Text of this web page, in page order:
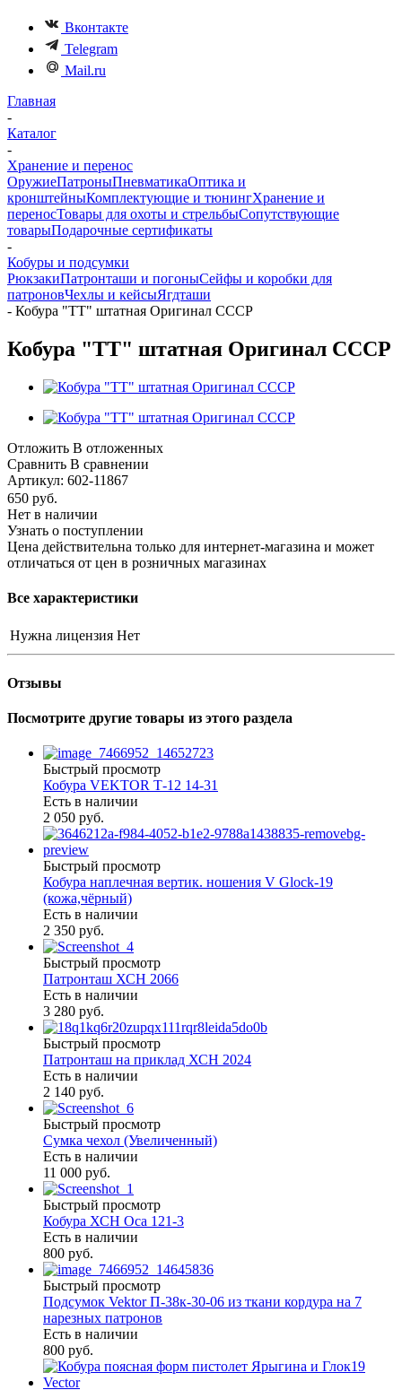
Вконтакте
Telegram
Mail.ru
Главная
-
Каталог
-
Хранение и перенос
ОружиеПатроныПневматикаОптика и
кронштейныКомплектующие и тюнингХранение и
переносТовары для охоты и стрельбыСопутствующие
товарыПодарочные сертификаты
-
Кобуры и подсумки
РюкзакиПатронташи и погоныСейфы и коробки для
патроновЧехлы и кейсыЯгдташи
- Кобура "ТТ" штатная Оригинал СССР
Кобура "ТТ" штатная Оригинал СССР
Отложить В отложенных
Сравнить В сравнении
Артикул: 602-11867
650 руб.
Нет в наличии
Узнать о поступлении
Цена действительна только для интернет-магазина и может
отличаться от цен в розничных магазинах
Все характеристики
Нужна лицензия Нет
Отзывы
Посмотрите другие товары из этого раздела
Быстрый просмотр
Кобура VEKTOR Т-12 14-31
Есть в наличии
2 050 руб.
Быстрый просмотр
Кобура наплечная вертик. ношения V Glock-19
(кожа,чёрный)
Есть в наличии
2 350 руб.
Быстрый просмотр
Патронташ ХСН 2066
Есть в наличии
3 280 руб.
Быстрый просмотр
Патронташ на приклад ХСН 2024
Есть в наличии
2 140 руб.
Быстрый просмотр
Сумка чехол (Увеличенный)
Есть в наличии
11 000 руб.
Быстрый просмотр
Кобура ХСН Оса 121-3
Есть в наличии
800 руб.
Быстрый просмотр
Подсумок Vektor П-38к-30-06 из ткани кордура на 7
нарезных патронов
Есть в наличии
800 руб.